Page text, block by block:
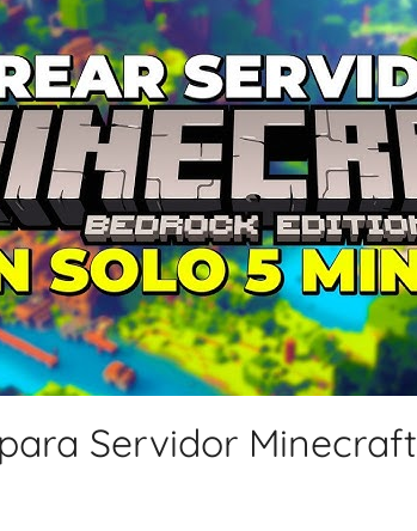
Servidor Minecraft